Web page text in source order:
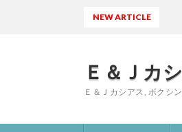
Ｅ＆Ｊカ
Ｅ＆Ｊカシアス, ボクシ
NEW ARTICLE